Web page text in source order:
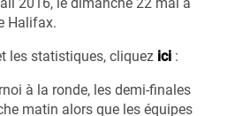
Halifax.
les statistiques, cliquez ici :
à la ronde, les demi-finales
matin alors que les équipes